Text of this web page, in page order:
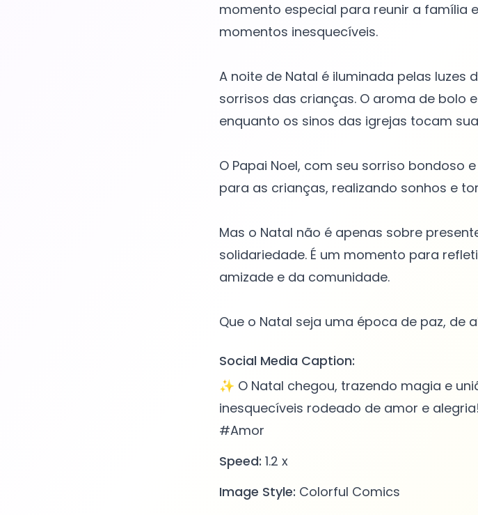
momento especial para reunir a família
momentos inesquecíveis.
A noite de Natal é iluminada pelas luzes
sorrisos das crianças. O aroma de bolo
enquanto os sinos das igrejas tocam
O Papai Noel, com seu sorriso bondoso
para as crianças, realizando sonhos e
Mas o Natal não é apenas sobre
solidariedade. É um momento para
amizade e da comunidade.
Social Media Caption:
✨ O Natal chegou, trazendo magia e
inesquecíveis rodeado de amor e
#Amor
Speed: 1.2 x
Image Style: Colorful Comics